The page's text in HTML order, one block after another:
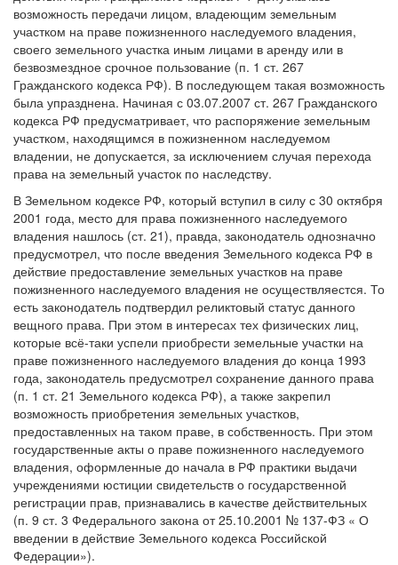
возможность передачи лицом, владеющим земельным
участком на праве пожизненного наследуемого владения,
своего земельного участка иным лицами в аренду или в
безвозмездное срочное пользование (п. 1 ст. 267
Гражданского кодекса РФ). В последующем такая возможность
была упразднена. Начиная с 03.07.2007 ст. 267 Гражданского
кодекса РФ предусматривает, что распоряжение земельным
участком, находящимся в пожизненном наследуемом
владении, не допускается, за исключением случая перехода
права на земельный участок по наследству.
В Земельном кодексе РФ, который вступил в силу с 30 октября
2001 года, место для права пожизненного наследуемого
владения нашлось (ст. 21), правда, законодатель однозначно
предусмотрел, что после введения Земельного кодекса РФ в
действие предоставление земельных участков на праве
пожизненного наследуемого владения не осуществляестся. То
есть законодатель подтвердил реликтовый статус данного
вещного права. При этом в интересах тех физических лиц,
которые всё-таки успели приобрести земельные участки на
праве пожизненного наследуемого владения до конца 1993
года, законодатель предусмотрел сохранение данного права
(п. 1 ст. 21 Земельного кодекса РФ), а также закрепил
возможность приобретения земельных участков,
предоставленных на таком праве, в собственность. При этом
государственные акты о праве пожизненного наследуемого
владения, оформленные до начала в РФ практики выдачи
учреждениями юстиции свидетельств о государственной
регистрации прав, признавались в качестве действительных
(п. 9 ст. 3 Федерального закона от 25.10.2001 № 137-ФЗ « О
введении в действие Земельного кодекса Российской
Федерации»).